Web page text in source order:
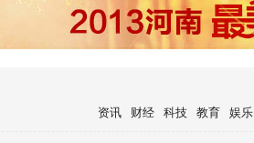
资讯 财经 科技 教育 娱乐